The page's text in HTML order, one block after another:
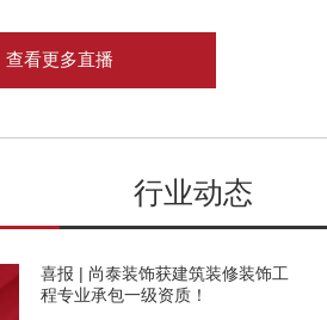
查看更多直播
行业动态
喜报 | 尚泰装饰获建筑装修装饰工
程专业承包一级资质！